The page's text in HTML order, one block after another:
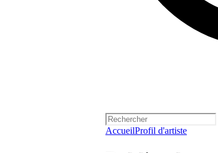
AccueilProfil d'artiste